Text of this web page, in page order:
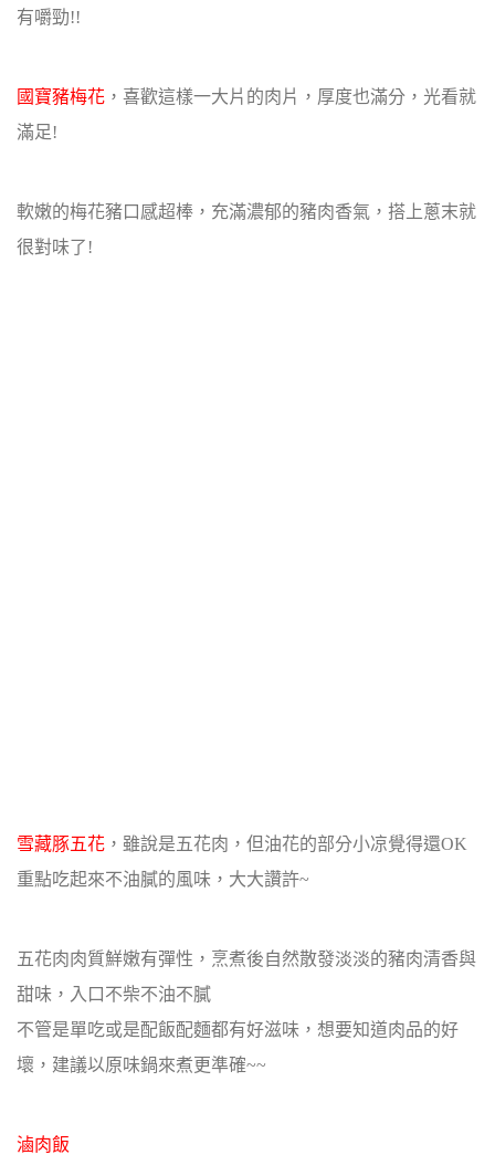
有嚼勁!!
國寶豬梅花 ，喜歡這樣一大片的肉片，厚度也滿分，光看就
滿足!
軟嫩的梅花豬口感超棒，充滿濃郁的豬肉香氣，搭上蔥末就
很對味了!
雪藏豚五花 ，雖說是五花肉，但油花的部分小凉覺得還OK
重點吃起來不油膩的風味，大大讚許~
五花肉肉質鮮嫩有彈性，烹煮後自然散發淡淡的豬肉清香與
甜味，入口不柴不油不膩
不管是單吃或是配飯配麵都有好滋味，想要知道肉品的好
壞，建議以原味鍋來煮更準確~~
滷肉飯